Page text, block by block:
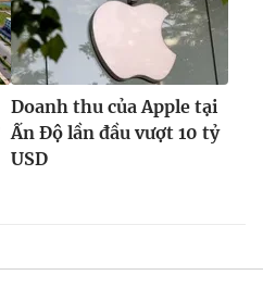
Doanh thu của Apple tại
Ấn Độ lần đầu vượt 10 tỷ
USD